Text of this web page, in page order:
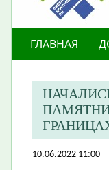
ГЛАВНАЯ
10.06.2022 11:00